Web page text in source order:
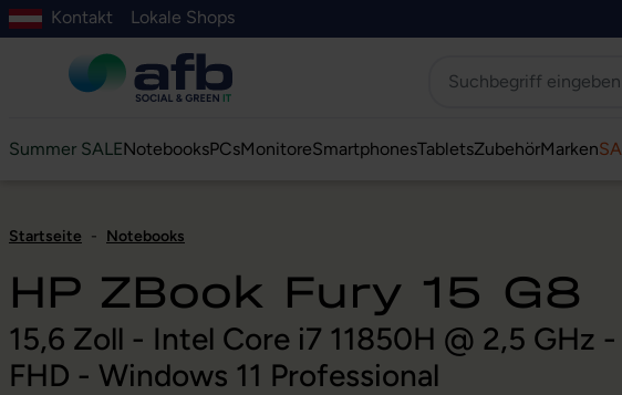
springen
Suche springen
Zur Hauptnavigation springen
Zur Navigation der B2B-Plattform springen
Kontakt Lokale Shops
Summer SALENotebooksPCsMonitoreSmartphonesTabletsZubehörMarken
Startseite - Notebooks
HP ZBook Fury 15 G8
15,6 Zoll - Intel Core i7 11850H @ 2,5 GHz
FHD - Windows 11 Professional